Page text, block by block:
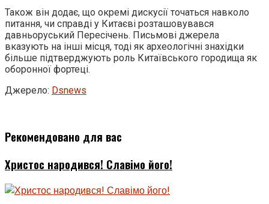
Також він додає, що окремі дискусії точаться навколо
питання, чи справді у Китаєві розташовувався
давньоруський Пересічень. Письмові джерела
вказують на інші місця, тоді як археологічні знахідки
більше підтверджують роль Китаївського городища як
оборонної фортеці.
Джерело: Dsnews
Рекомендовано для вас
Христос народився! Славімо його!